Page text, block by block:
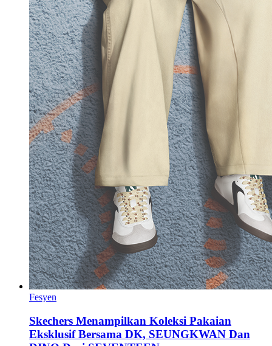
Fesyen
Skechers Menampilkan Koleksi Pakaian
Eksklusif Bersama DK, SEUNGKWAN Dan